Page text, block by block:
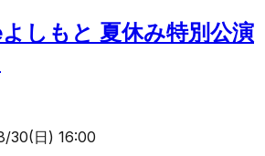
しもと 夏休み特別公演
30(日) 16:00